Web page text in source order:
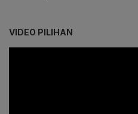
VIDEO PILIHAN